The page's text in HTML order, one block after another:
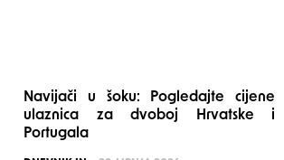
Navijači u šoku: Pogledajte cijene
ulaznica za dvoboj Hrvatske i
Portugala